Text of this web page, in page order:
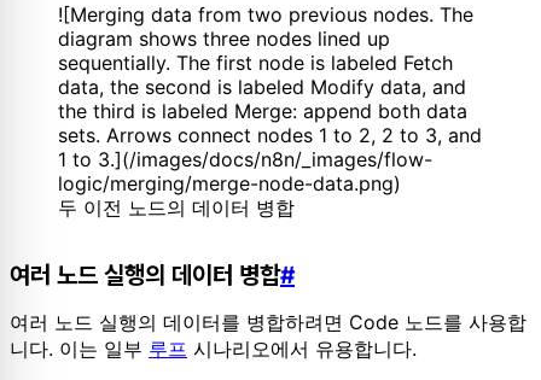
![Merging data from two previous nodes. The
diagram shows three nodes lined up
sequentially. The first node is labeled Fetch
data, the second is labeled Modify data, and
the third is labeled Merge: append both data
sets. Arrows connect nodes 1 to 2, 2 to 3, and
1 to 3.](/images/docs/n8n/_images/flow-
logic/merging/merge-node-data.png)
두 이전 노드의 데이터 병합
여러 노드 실행의 데이터 병합#
여러 노드 실행의 데이터를 병합하려면 Code 노드를 사용합
니다. 이는 일부 루프 시나리오에서 유용합니다.